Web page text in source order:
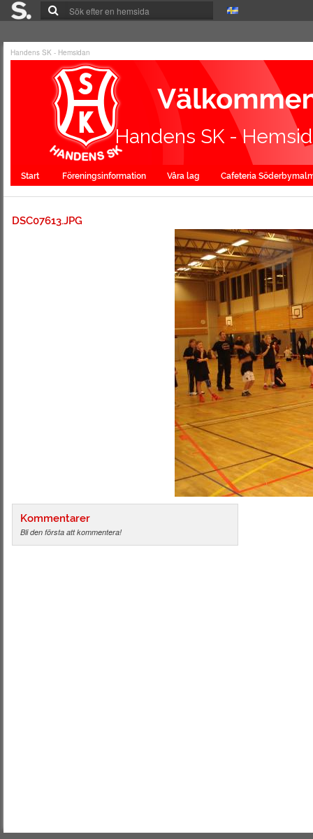
Handens SK - Hemsidan
Handens SK -
Start Föreningsinformation Våra lag Cafeteria
DSC07613.JPG
Kommentarer
Bli den första att kommentera!